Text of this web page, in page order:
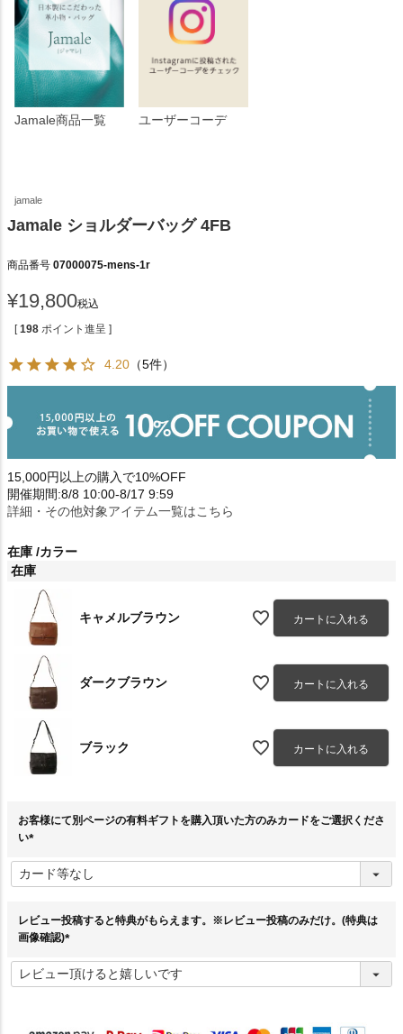
Jamale商品一覧 ユーザーコーデ
jamale
Jamale ショルダーバッグ 4FB
商品番号 07000075-mens-1r
¥19,800税込
[ 198 ポイント進呈 ]
4.20 （5件）
15,000円以上の購入で10%OFF
開催期間:8/8 10:00-8/17 9:59
詳細・その他対象アイテム一覧はこちら
在庫 カラー
在庫
キャメルブラウン カートに入れる
ダークブラウン カートに入れる
ブラック カートに入れる
お客様にて別ページの有料ギフトを購入頂いた方のみカードをご選択くださ
い
必
須
レビュー投稿すると特典がもらえます。※レビュー投稿のみだけ。(特典は
画像確認)
必
須